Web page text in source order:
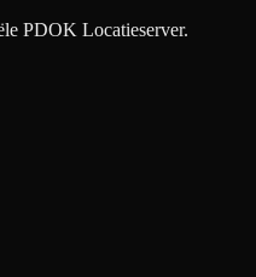
PDOK Locatieserver.